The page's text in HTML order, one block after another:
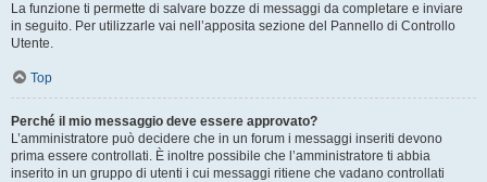
La funzione ti permette di salvare bozze di messaggi da completare e inviare
in seguito. Per utilizzarle vai nell’apposita sezione del Pannello di Controllo
Utente.
Top
Perché il mio messaggio deve essere approvato?
L’amministratore può decidere che in un forum i messaggi inseriti devono
prima essere controllati. È inoltre possibile che l’amministratore ti abbia
inserito in un gruppo di utenti i cui messaggi ritiene che vadano controllati